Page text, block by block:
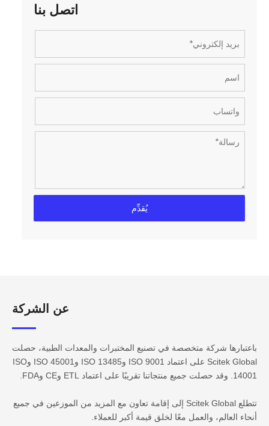
اتصل بنا
يُقدِّم
عن الشركة​​​​​​
باعتبارها شركة متخصصة في تصنيع المختبرات والمعدات الطبية، حصلت
Scitek Global على اعتماد ISO 9001 وISO 13485 وISO 45001 وISO
14001. وقد حصلت جميع منتجاتنا تقريبًا على اعتماد ETL وCE وFDA.
تتطلع Scitek Global إلى إقامة تعاون مع المزيد من الموزعين في جميع
أنحاء العالم، والعمل معًا لخلق قيمة أكبر للعملاء.